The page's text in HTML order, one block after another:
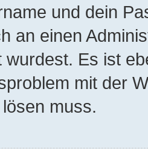
und dein
an einen
wurdest. Es ist
mit der
muss.